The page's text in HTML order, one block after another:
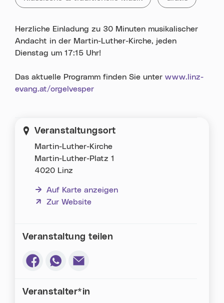
Herzliche Einladung zu 30 Minuten musikalischer
Andacht in der Martin-Luther-Kirche, jeden
Dienstag um 17:15 Uhr!
Das aktuelle Programm finden Sie unter www.linz-
evang.at/orgelvesper
Veranstaltungsort
Martin-Luther-Kirche
Martin-Luther-Platz 1
4020 Linz
Auf Karte anzeigen
Zur Website
(neues Fenster)
Veranstaltung teilen
Veranstalter*in